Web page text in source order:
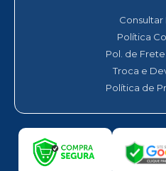
Política
Pol. de
Troca e
Política de